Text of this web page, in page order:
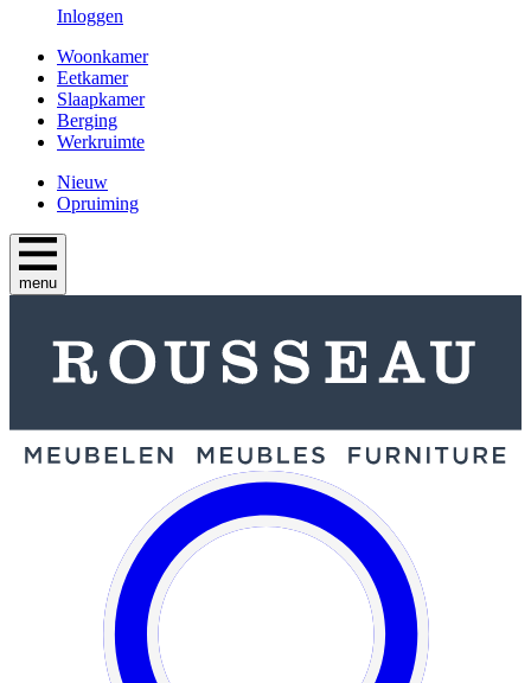
Inloggen
Woonkamer
Eetkamer
Slaapkamer
Berging
Werkruimte
Nieuw
Opruiming
menu